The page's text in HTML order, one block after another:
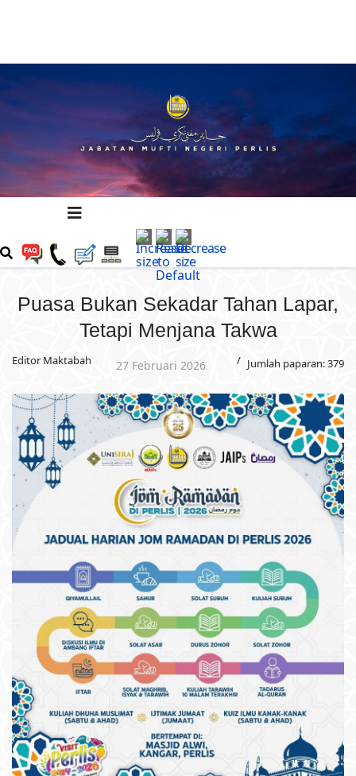
Puasa Bukan Sekadar Tahan Lapar,
Tetapi Menjana Takwa
Editor Maktabah 27 Februari 2026 Jumlah paparan: 379